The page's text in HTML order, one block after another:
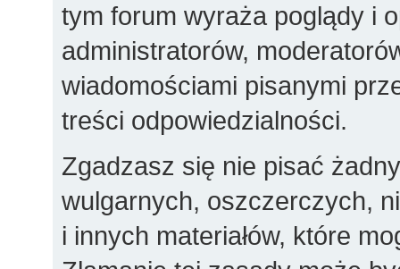
tym forum wyraża poglądy i
administratorów,
wiadomościami pisanymi
treści odpowiedzialności.
Zgadzasz się nie pisać
wulgarnych, oszczerczych,
i innych materiałów, które